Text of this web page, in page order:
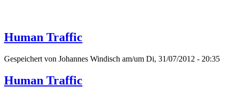
Human Traffic
Gespeichert von Johannes Windisch am/um Di, 31/07/2012 - 20:35
Human Traffic